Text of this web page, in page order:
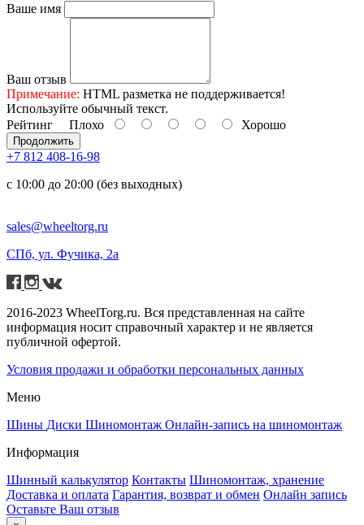
Ваше имя
Ваш отзыв
Примечание: HTML разметка не поддерживается!
Используйте обычный текст.
Рейтинг Плохо Хорошо
Продолжить
+7 812 408-16-98
с 10:00 до 20:00 (без выходных)
sales@wheeltorg.ru
СПб, ул. Фучика, 2а
2016-2023 WheelTorg.ru. Вся представленная на сайте
информация носит справочный характер и не является
публичной офертой.
Условия продажи и обработки персональных данных
Меню
Шины Диски Шиномонтаж Онлайн-запись на шиномонтаж
Информация
Шинный калькулятор Контакты Шиномонтаж, хранение
Доставка и оплата Гарантия, возврат и обмен Онлайн запись
Оставьте Ваш отзыв